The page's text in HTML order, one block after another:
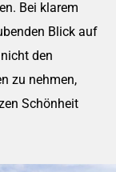
Bei klarem
Blick auf
den
zu nehmen,
Schönheit